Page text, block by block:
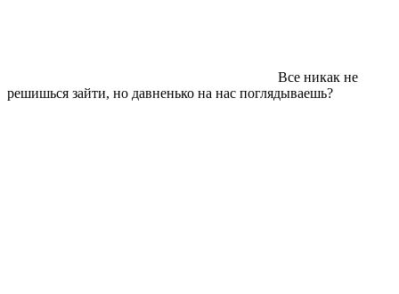
Все никак не
решишься зайти, но давненько на нас поглядываешь?